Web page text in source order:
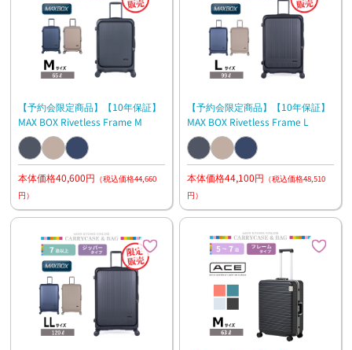
【予約会限定商品】【10年保証】
MAX BOX Rivetless Frame M
本体価格40,600円 （税込価格44,660
円）
【予約会限定商品】【10年保証】
MAX BOX Rivetless Frame L
本体価格44,100円 （税込価格48,510
円）